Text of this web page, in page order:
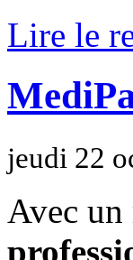
Lire le
jeudi 22
Avec un